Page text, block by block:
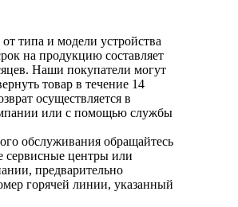
типа и модели устройства
на продукцию составляет
Наши покупатели могут
товар в течение 14
осуществляется в
или с помощью службы
обслуживания обращайтесь
сервисные центры или
предварительно
горячей линии, указанный